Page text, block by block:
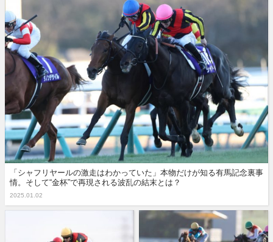
「シャフリヤールの激走はわかっていた」本物だけが知る有馬記念裏事
情。そして“金杯”で再現される波乱の結末とは？
2025.01.02